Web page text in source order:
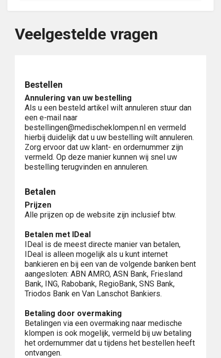
Veelgestelde vragen
Bestellen
Annulering van uw bestelling
Als u een besteld artikel wilt annuleren stuur dan
een e-mail naar
bestellingen@medischeklompen.nl en vermeld
hierbij duidelijk dat u uw bestelling wilt annuleren.
Zorg ervoor dat uw klant- en ordernummer zijn
vermeld. Op deze manier kunnen wij snel uw
bestelling terugvinden en annuleren.
Betalen
Prijzen
Alle prijzen op de website zijn inclusief btw.
Betalen met IDeal
IDeal is de meest directe manier van betalen,
IDeal is alleen mogelijk als u kunt internet
bankieren en bij een van de volgende banken bent
aangesloten: ABN AMRO, ASN Bank, Friesland
Bank, ING, Rabobank, RegioBank, SNS Bank,
Triodos Bank en Van Lanschot Bankiers.
Betaling door overmaking
Betalingen via een overmaking naar medische
klompen is ook mogelijk, vermeld bij uw betaling
het ordernummer dat u tijdens het bestellen heeft
ontvangen.